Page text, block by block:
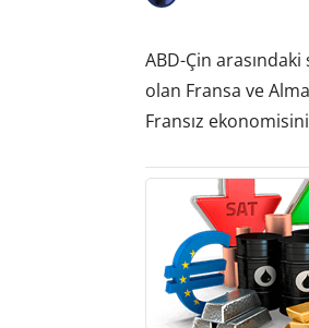
ABD-Çin
olan Fransa ve
Fransız